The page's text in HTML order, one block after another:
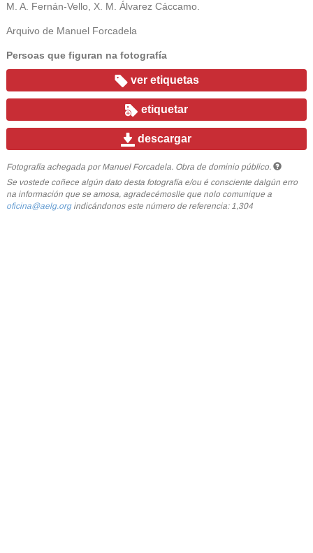
M. A. Fernán-Vello, X. M. Álvarez Cáccamo.
Arquivo de Manuel Forcadela
Persoas que figuran na fotografía
ver etiquetas
etiquetar
descargar
Fotografía achegada por Manuel Forcadela. Obra de dominio público.
Se vostede coñece algún dato desta fotografía e/ou é consciente dalgún erro
na información que se amosa, agradecémoslle que nolo comunique a
oficina@aelg.orgindicándonos este número de referencia: 1,304